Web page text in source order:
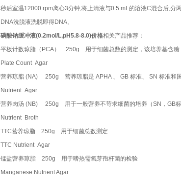
秒后室温12000 rpm离心3分钟,将上清液与0.5 mL的溶液C混合后,分
DNA洗脱液洗脱即得DNA。
磷酸钠缓冲液(0.2mol/L,pH5.8-8.0)价格相关产品推荐：
平板计数琼脂（PCA） 250g 用于细菌总数的测定，该培养基含糖
Plate Count Agar
营养琼脂 (NA) 250g 营养琼脂是 APHA 、 GB 标准、 SN 标准和
Nutrient Agar
营养肉汤 (NB) 250g 用于一般营养不苛求细菌的培养（SN，GB标
Nutrient Broth
TTC营养琼脂 250g 用于细菌总数测定
TTC Nutrient Agar
锰盐营养琼脂 250g 用于嗜热需氧芽孢杆菌的检验
Manganese Nutrient Agar